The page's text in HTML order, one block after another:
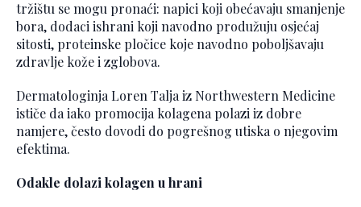
tržištu se mogu pronaći: napici koji obećavaju smanjenje
bora, dodaci ishrani koji navodno produžuju osjećaj
sitosti, proteinske pločice koje navodno poboljšavaju
zdravlje kože i zglobova.
Dermatologinja Loren Talja iz Northwestern Medicine
ističe da iako promocija kolagena polazi iz dobre
namjere, često dovodi do pogrešnog utiska o njegovim
efektima.
Odakle dolazi kolagen u hrani